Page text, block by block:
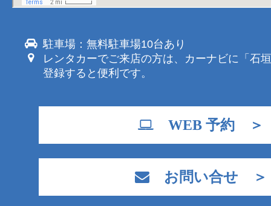
駐車場：無料駐車場10台あり
レンタカーでご来店の方は、カーナビに「石
登録すると便利です。
WEB 予約 ＞
お問い合せ ＞